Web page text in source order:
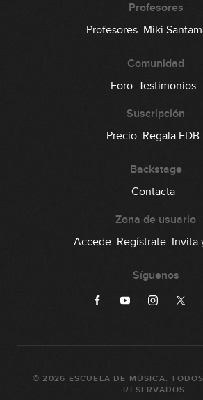
Profesores
Profesores Miki
Comunidad
Foro Testimonios
Suscripción
Precio Regala EDB
Backstage
Contacta
Zona de usuario
Accede Regístrate Invita
Síguenos
©2026 ESCUELA DE MÚSICA.
RESERVADOS.